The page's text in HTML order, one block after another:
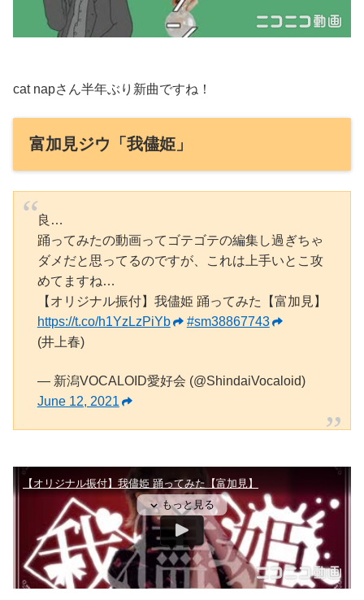
cat napさん半年ぶり新曲ですね！
富加見ジウ「我儘姫」
良…
踊ってみたの動画ってゴテゴテの編集し過ぎちゃ
ダメだと思ってるのですが、これは上手いとこ攻
めてますね…
【オリジナル振付】我儘姫 踊ってみた【富加見】
https://t.co/h1YzLzPiYb
#sm38867743
(井上春)
— 新潟VOCALOID愛好会 (@ShindaiVocaloid)
June 12, 2021